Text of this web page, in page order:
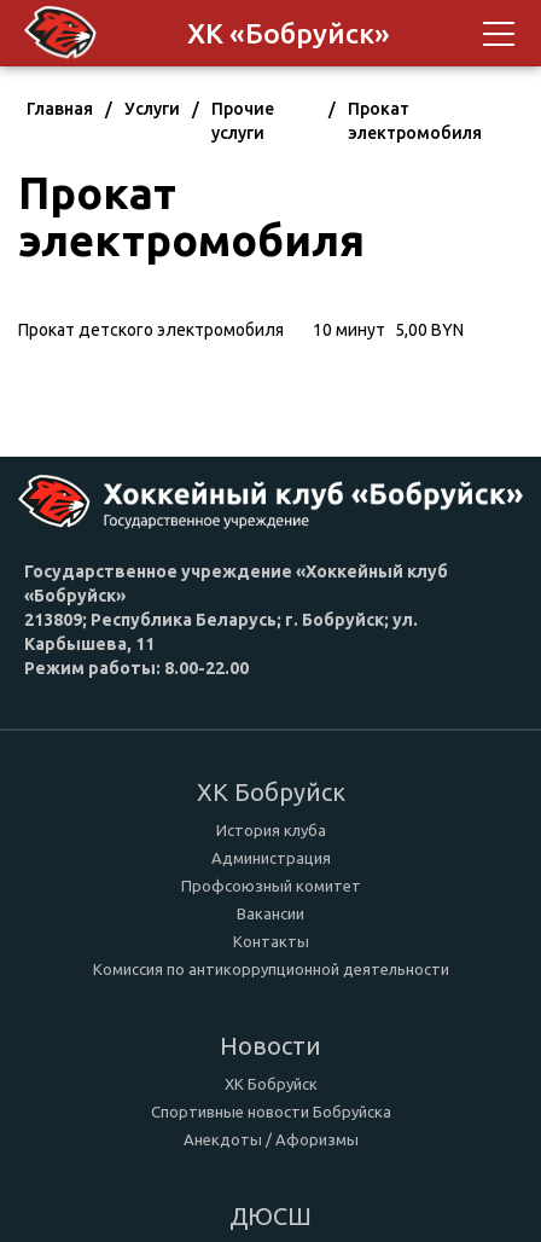
ХК «Бобруйск»
Главная / Услуги /
Прочие
услуги
/
Прокат
электромобиля
Прокат
электромобиля
Прокат детского электромобиля 10 минут 5,00 BYN
Государственное учреждение «Хоккейный клуб
«Бобруйск»
213809; Республика Беларусь; г. Бобруйск; ул.
Карбышева, 11
Режим работы: 8.00-22.00
ХК Бобруйск
История клуба
Администрация
Профсоюзный комитет
Вакансии
Контакты
Комиссия по антикоррупционной деятельности
Новости
ХК Бобруйск
Спортивные новости Бобруйска
Анекдоты / Афоризмы
ДЮСШ